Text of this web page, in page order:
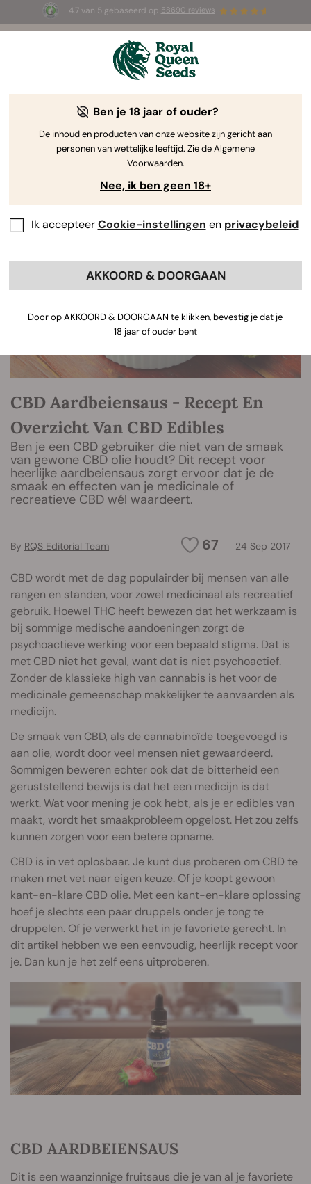
4.7 van 5 gebaseerd op 58690 reviews
3 White Widow Auto zaadjesGRATIS voor de
The RQS Blog
Cannabis Lifestyle Blogs
CBD Aardbeiensaus - Recept En
Overzicht Van CBD Edibles
Ben je een CBD gebruiker die niet van de smaak
van gewone CBD olie houdt? Dit recept voor
heerlijke aardbeiensaus zorgt ervoor dat je de
smaak en effecten van je medicinale of
recreatieve CBD wél waardeert.
67 24 Sep 2017
By RQS Editorial Team
CBD wordt met de dag populairder bij mensen van alle
rangen en standen, voor zowel medicinaal als recreatief
gebruik. Hoewel THC heeft bewezen dat het werkzaam is
bij sommige medische aandoeningen zorgt de
psychoactieve werking voor een bepaald stigma. Dat is
met CBD niet het geval, want dat is niet psychoactief.
Zonder de klassieke high van cannabis is het voor de
medicinale gemeenschap makkelijker te aanvaarden als
medicijn.
De smaak van CBD, als de cannabinoïde toegevoegd is
aan olie, wordt door veel mensen niet gewaardeerd.
Sommigen beweren echter ook dat de bitterheid een
geruststellend bewijs is dat het een medicijn is dat
werkt. Wat voor mening je ook hebt, als je er edibles van
maakt, wordt het smaakprobleem opgelost. Het zou zelfs
kunnen zorgen voor een betere opname.
CBD is in vet oplosbaar. Je kunt dus proberen om CBD te
maken met vet naar eigen keuze. Of je koopt gewoon
kant-en-klare CBD olie. Met een kant-en-klare oplossing
hoef je slechts een paar druppels onder je tong te
druppelen. Of je verwerkt het in je favoriete gerecht. In
dit artikel hebben we een eenvoudig, heerlijk recept voor
je. Dan kun je het zelf eens uitproberen.
CBD AARDBEIENSAUS
Dit is een waanzinnige fruitsaus die je van al je favoriete
Ben je 18 jaar of ouder?
De inhoud en producten van onze website zijn gericht aan
personen van wettelijke leeftijd. Zie de Algemene
Voorwaarden.
Nee, ik ben geen 18+
Ik accepteerCookie-instellingen en privacybeleid
AKKOORD & DOORGAAN
Door op AKKOORD & DOORGAAN te klikken, bevestig je dat je
18 jaar of ouder bent